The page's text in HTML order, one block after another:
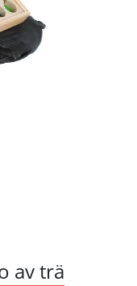
av trä